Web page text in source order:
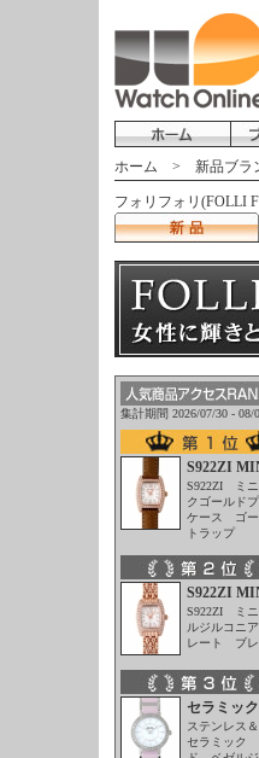
ホーム > 新品ブラ
フォリフォリ(FOLLI
集計期間 2026/07/30 - 08/
S922ZI
S922ZI ミ
クゴールド
ケース ゴー
トラップ
S922ZI
S922ZI ミ
ルジルコニ
レート ブレ
セラミック
ステンレス
セラミック